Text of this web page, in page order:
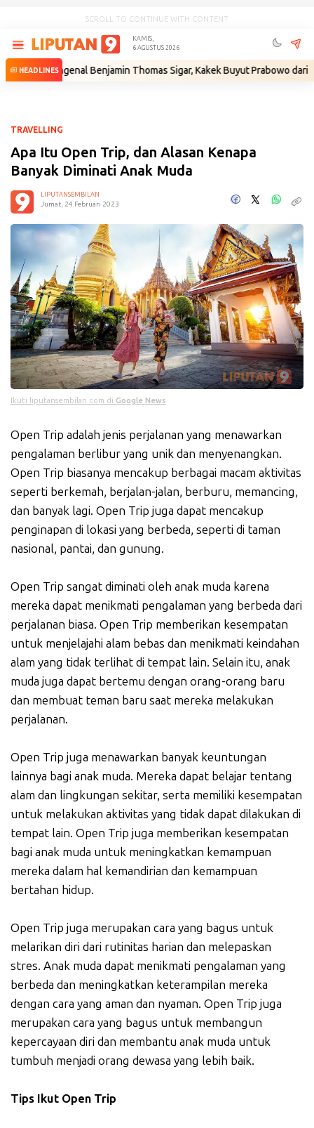
SCROLL TO CONTINUE WITH CONTENT
KAMIS,
6 AGUSTUS 2026
HEADLINESBenjamin Thomas Sigar, Kakek Buyut Prabowo dari Minahasa
TRAVELLING
Apa Itu Open Trip, dan Alasan Kenapa
Banyak Diminati Anak Muda
LIPUTANSEMBILAN
Jumat, 24 Februari 2023
Ikuti liputansembilan.com di Google News
Open Trip adalah jenis perjalanan yang menawarkan
pengalaman berlibur yang unik dan menyenangkan.
Open Trip biasanya mencakup berbagai macam aktivitas
seperti berkemah, berjalan-jalan, berburu, memancing,
dan banyak lagi. Open Trip juga dapat mencakup
penginapan di lokasi yang berbeda, seperti di taman
nasional, pantai, dan gunung.
Open Trip sangat diminati oleh anak muda karena
mereka dapat menikmati pengalaman yang berbeda dari
perjalanan biasa. Open Trip memberikan kesempatan
untuk menjelajahi alam bebas dan menikmati keindahan
alam yang tidak terlihat di tempat lain. Selain itu, anak
muda juga dapat bertemu dengan orang-orang baru
dan membuat teman baru saat mereka melakukan
perjalanan.
Open Trip juga menawarkan banyak keuntungan
lainnya bagi anak muda. Mereka dapat belajar tentang
alam dan lingkungan sekitar, serta memiliki kesempatan
untuk melakukan aktivitas yang tidak dapat dilakukan di
tempat lain. Open Trip juga memberikan kesempatan
bagi anak muda untuk meningkatkan kemampuan
mereka dalam hal kemandirian dan kemampuan
bertahan hidup.
Open Trip juga merupakan cara yang bagus untuk
melarikan diri dari rutinitas harian dan melepaskan
stres. Anak muda dapat menikmati pengalaman yang
berbeda dan meningkatkan keterampilan mereka
dengan cara yang aman dan nyaman. Open Trip juga
merupakan cara yang bagus untuk membangun
kepercayaan diri dan membantu anak muda untuk
tumbuh menjadi orang dewasa yang lebih baik.
Tips Ikut Open Trip